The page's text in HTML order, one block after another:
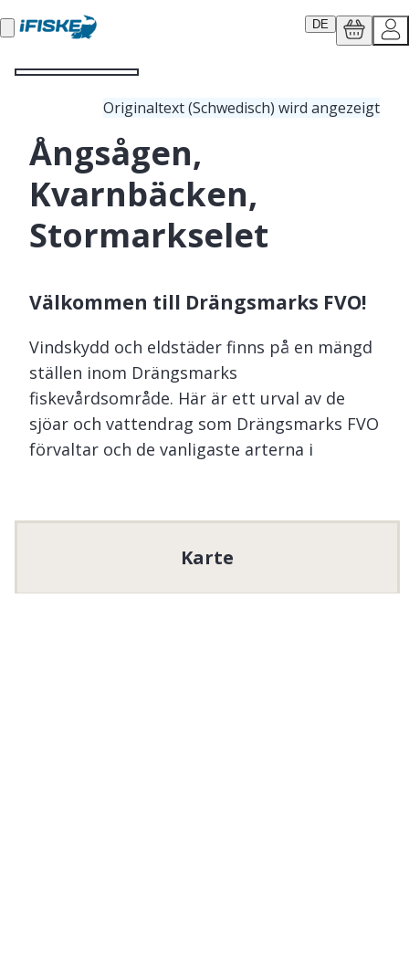
DE
Originaltext (Schwedisch) wird angezeigt
Ångsågen,
Kvarnbäcken,
Stormarkselet
Välkommen till Drängsmarks FVO!
Vindskydd och eldstäder finns på en mängd
ställen inom Drängsmarks
fiskevårdsområde. Här är ett urval av de
sjöar och vattendrag som Drängsmarks FVO
förvaltar och de vanligaste arterna i
Ostträsket
Karte